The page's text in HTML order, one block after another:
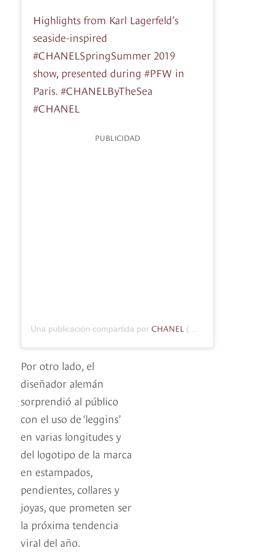
Highlights from Karl Lagerfeld’s
seaside-inspired
#CHANELSpringSummer 2019
show, presented during #PFW in
Paris. #CHANELByTheSea
#CHANEL
PUBLICIDAD
Una publicación compartida por CHANEL (@chanelofficial) el
Por otro lado, el
diseñador alemán
sorprendió al público
con el uso de ‘leggins’
en varias longitudes y
del logotipo de la marca
en estampados,
pendientes, collares y
joyas, que prometen ser
la próxima tendencia
viral del año.